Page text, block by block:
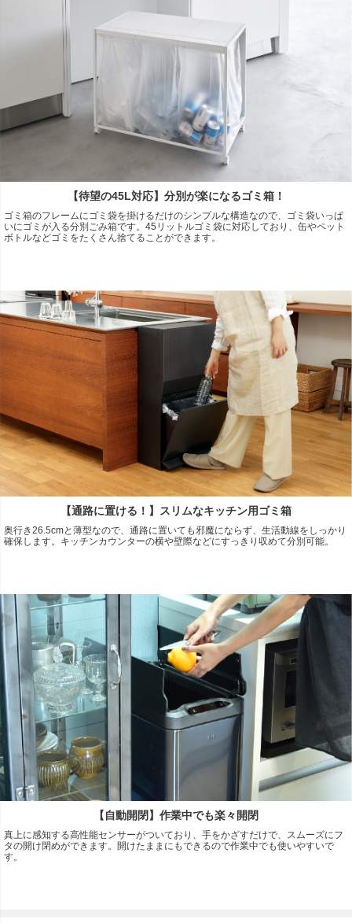
【待望の45L対応】分別が楽になるゴミ箱！
ゴミ箱のフレームにゴミ袋を掛けるだけのシンプルな構造なので、ゴミ袋いっぱ
いにゴミが入る分別ごみ箱です。45リットルゴミ袋に対応しており、缶やペット
ボトルなどゴミをたくさん捨てることができます。
【通路に置ける！】スリムなキッチン用ゴミ箱
奥行き26.5cmと薄型なので、通路に置いても邪魔にならず、生活動線をしっかり
確保します。キッチンカウンターの横や壁際などにすっきり収めて分別可能。
【自動開閉】作業中でも楽々開閉
真上に感知する高性能センサーがついており、手をかざすだけで、スムーズにフ
タの開け閉めができます。開けたままにもできるので作業中でも使いやすいで
す。